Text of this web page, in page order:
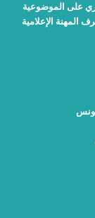
على الموضوعية
المهنة الإعلامية